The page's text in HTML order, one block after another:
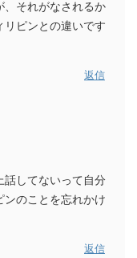
、それがなされるか
リピンとの違いです
返信
話してないって自分
ンのことを忘れかけ
返信